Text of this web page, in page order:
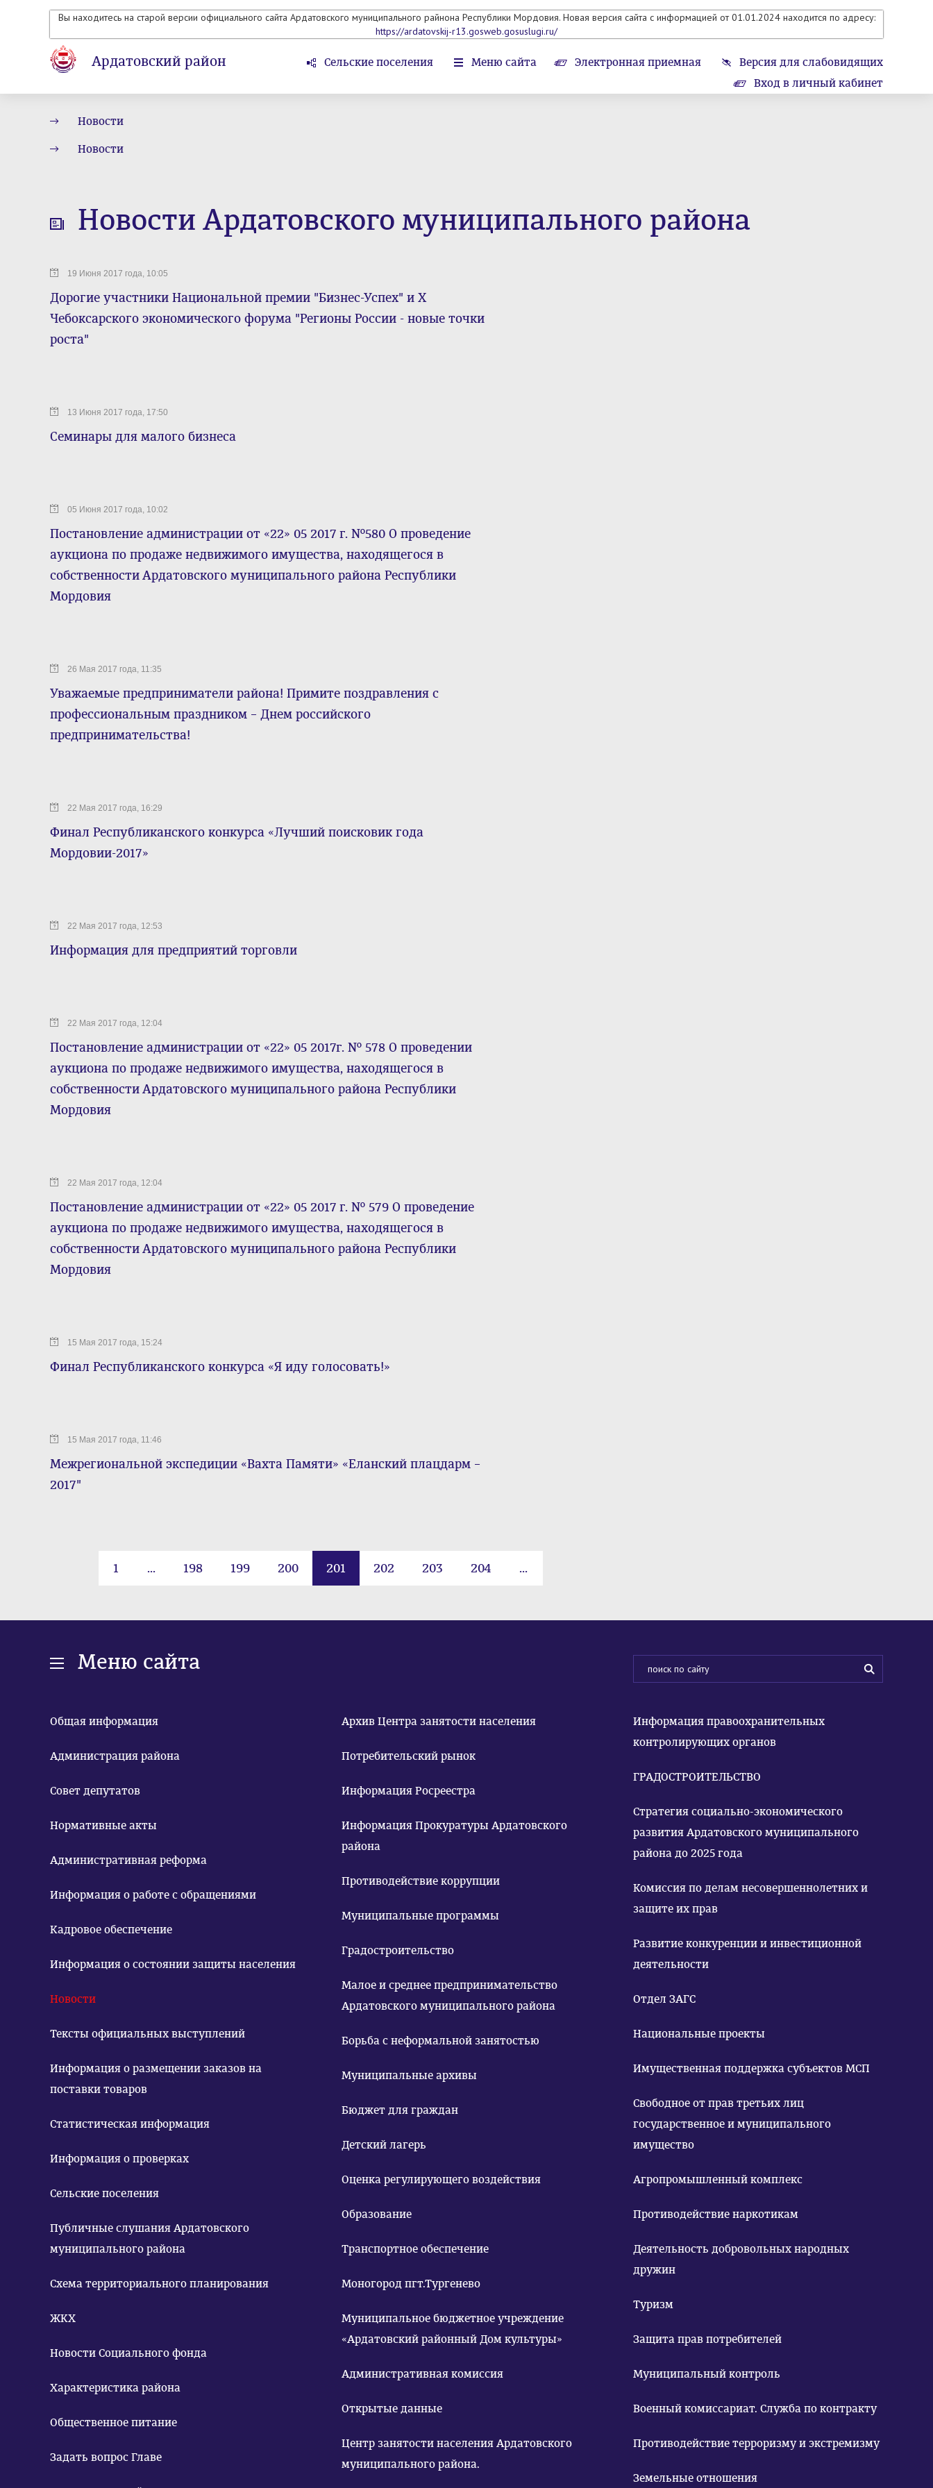
Вы находитесь на старой версии официального сайта Ардатовского муниципального райнона Республики Мордовия. Новая версия сайта с информацией от 01.01.2024 находится по адресу:
https://ardatovskij-r13.gosweb.gosuslugi.ru/
Ардатовский район Сельские поселения Меню сайта Электронная приемная
Версия для слабовидящих
Вход в личный кабинет
Новости
Новости
Новости Ардатовского муниципального района
19 Июня 2017 года, 10:05
Дорогие участники Национальной премии "Бизнес-Успех" и Х
Чебоксарского экономического форума "Регионы России - новые точки
роста"
13 Июня 2017 года, 17:50
Семинары для малого бизнеса
05 Июня 2017 года, 10:02
Постановление администрации от «22» 05 2017 г. №580 О проведение
аукциона по продаже недвижимого имущества, находящегося в
собственности Ардатовского муниципального района Республики
Мордовия
26 Мая 2017 года, 11:35
Уважаемые предприниматели района! Примите поздравления с
профессиональным праздником – Днем российского
предпринимательства!
22 Мая 2017 года, 16:29
Финал Республиканского конкурса «Лучший поисковик года
Мордовии-2017»
22 Мая 2017 года, 12:53
Информация для предприятий торговли
22 Мая 2017 года, 12:04
Постановление администрации от «22» 05 2017г. № 578 О проведении
аукциона по продаже недвижимого имущества, находящегося в
собственности Ардатовского муниципального района Республики
Мордовия
22 Мая 2017 года, 12:04
Постановление администрации от «22» 05 2017 г. № 579 О проведение
аукциона по продаже недвижимого имущества, находящегося в
собственности Ардатовского муниципального района Республики
Мордовия
15 Мая 2017 года, 15:24
Финал Республиканского конкурса «Я иду голосовать!»
15 Мая 2017 года, 11:46
Межрегиональной экспедиции «Вахта Памяти» «Еланский плацдарм –
2017"
1 ... 198 199 200 201 202 203 204 ...
Меню сайта
Общая информация
Администрация района
Совет депутатов
Нормативные акты
Административная реформа
Информация о работе с обращениями
Кадровое обеспечение
Информация о состоянии защиты населения
Новости
Тексты официальных выступлений
Информация о размещении заказов на
поставки товаров
Статистическая информация
Информация о проверках
Сельские поселения
Публичные слушания Ардатовского
муниципального района
Схема территориального планирования
ЖКХ
Новости Социального фонда
Характеристика района
Общественное питание
Задать вопрос Главе
Архив Центра занятости населения
Потребительский рынок
Информация Росреестра
Информация Прокуратуры Ардатовского
района
Противодействие коррупции
Муниципальные программы
Градостроительство
Малое и среднее предпринимательство
Ардатовского муниципального района
Борьба с неформальной занятостью
Муниципальные архивы
Бюджет для граждан
Детский лагерь
Оценка регулирующего воздействия
Образование
Транспортное обеспечение
Моногород пгт.Тургенево
Муниципальное бюджетное учреждение
«Ардатовский районный Дом культуры»
Административная комиссия
Открытые данные
Центр занятости населения Ардатовского
муниципального района.
Информация правоохранительных
контролирующих органов
ГРАДОСТРОИТЕЛЬСТВО
Стратегия социально-экономического
развития Ардатовского муниципального
района до 2025 года
Комиссия по делам несовершеннолетних и
защите их прав
Развитие конкуренции и инвестиционной
деятельности
Отдел ЗАГС
Национальные проекты
Имущественная поддержка субъектов МСП
Свободное от прав третьих лиц
государственное и муниципального
имущество
Агропромышленный комплекс
Противодействие наркотикам
Деятельность добровольных народных
дружин
Туризм
Защита прав потребителей
Муниципальный контроль
Военный комиссариат. Служба по контракту
Противодействие терроризму и экстремизму
Земельные отношения